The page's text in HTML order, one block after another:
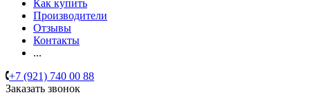
Как купить
Производители
Отзывы
Контакты
...
+7 (921) 740 00 88
Заказать звонок